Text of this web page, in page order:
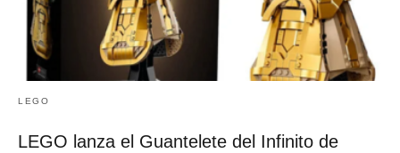
LEGO
LEGO lanza el Guantelete del Infinito de